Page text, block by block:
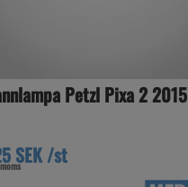
Petzl Pixa 2 2015
SEK /st